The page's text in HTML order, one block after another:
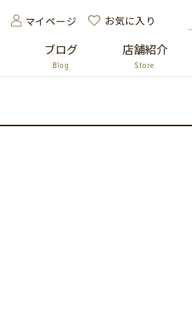
マイページ お気に入り
ブログ
Blog
店舗紹介
Store